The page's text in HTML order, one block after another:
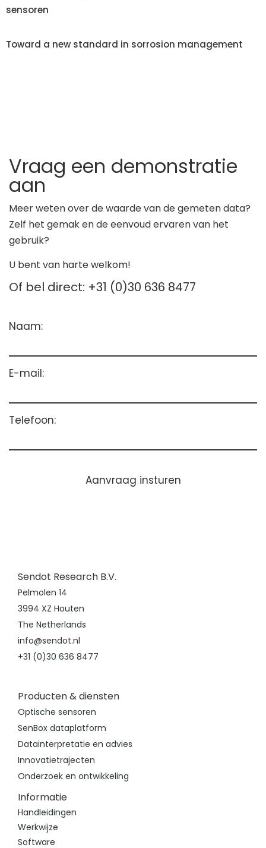
sensoren
Toward a new standard in sorrosion management
Vraag een demonstratie
aan
Meer weten over de waarde van de gemeten data?
Zelf het gemak en de eenvoud ervaren van het
gebruik?
U bent van harte welkom!
Of bel direct: +31 (0)30 636 8477
Naam:
E-mail:
Telefoon:
Aanvraag insturen
Sendot Research B.V.
Pelmolen 14
3994 XZ Houten
The Netherlands
info@sendot.nl
+31 (0)30 636 8477
Producten & diensten
Optische sensoren
SenBox dataplatform
Datainterpretatie en advies
Innovatietrajecten
Onderzoek en ontwikkeling
Informatie
Handleidingen
Werkwijze
Software